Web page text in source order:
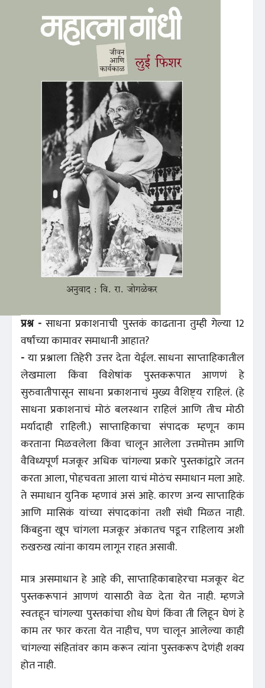
प्रश्न -साधना प्रकाशनाची पुस्तकं काढताना तुम्ही गेल्या 12
वर्षांच्या कामावर समाधानी आहात?
- या प्रश्नाला तिहेरी उत्तर देता येईल. साधना साप्ताहिकातील
लेखमाला किंवा विशेषांक पुस्तकरूपात आणणं हे
सुरुवातीपासून साधना प्रकाशनाचं मुख्य वैशिष्ट्‌य राहिलं. (हे
साधना प्रकाशनाचं मोठं बलस्थान राहिलं आणि तीच मोठी
मर्यादाही राहिली.) साप्ताहिकाचा संपादक म्हणून काम
करताना मिळवलेला किंवा चालून आलेला उत्तमोत्तम आणि
वैविध्यपूर्ण मजकूर अधिक चांगल्या प्रकारे पुस्तकांद्वारे जतन
करता आला, पोहचवता आला याचं मोठंच समाधान मला आहे.
ते समाधान युनिक म्हणावं असं आहे. कारण अन्य साप्ताहिकं
आणि मासिकं यांच्या संपादकांना तशी संधी मिळत नाही.
किंबहुना खूप चांगला मजकूर अंकातच पडून राहिलाय अशी
रुखरुख त्यांना कायम लागून राहत असावी.
मात्र असमाधान हे आहे की, साप्ताहिकाबाहेरचा मजकूर थेट
पुस्तकरूपानं आणणं यासाठी वेळ देता येत नाही. म्हणजे
स्वतःहून चांगल्या पुस्तकांचा शोध घेणं किंवा ती लिहून घेणं हे
काम तर फार करता येत नाहीच, पण चालून आलेल्या काही
चांगल्या संहितांवर काम करून त्यांना पुस्तकरूप देणंही शक्य
होत नाही.